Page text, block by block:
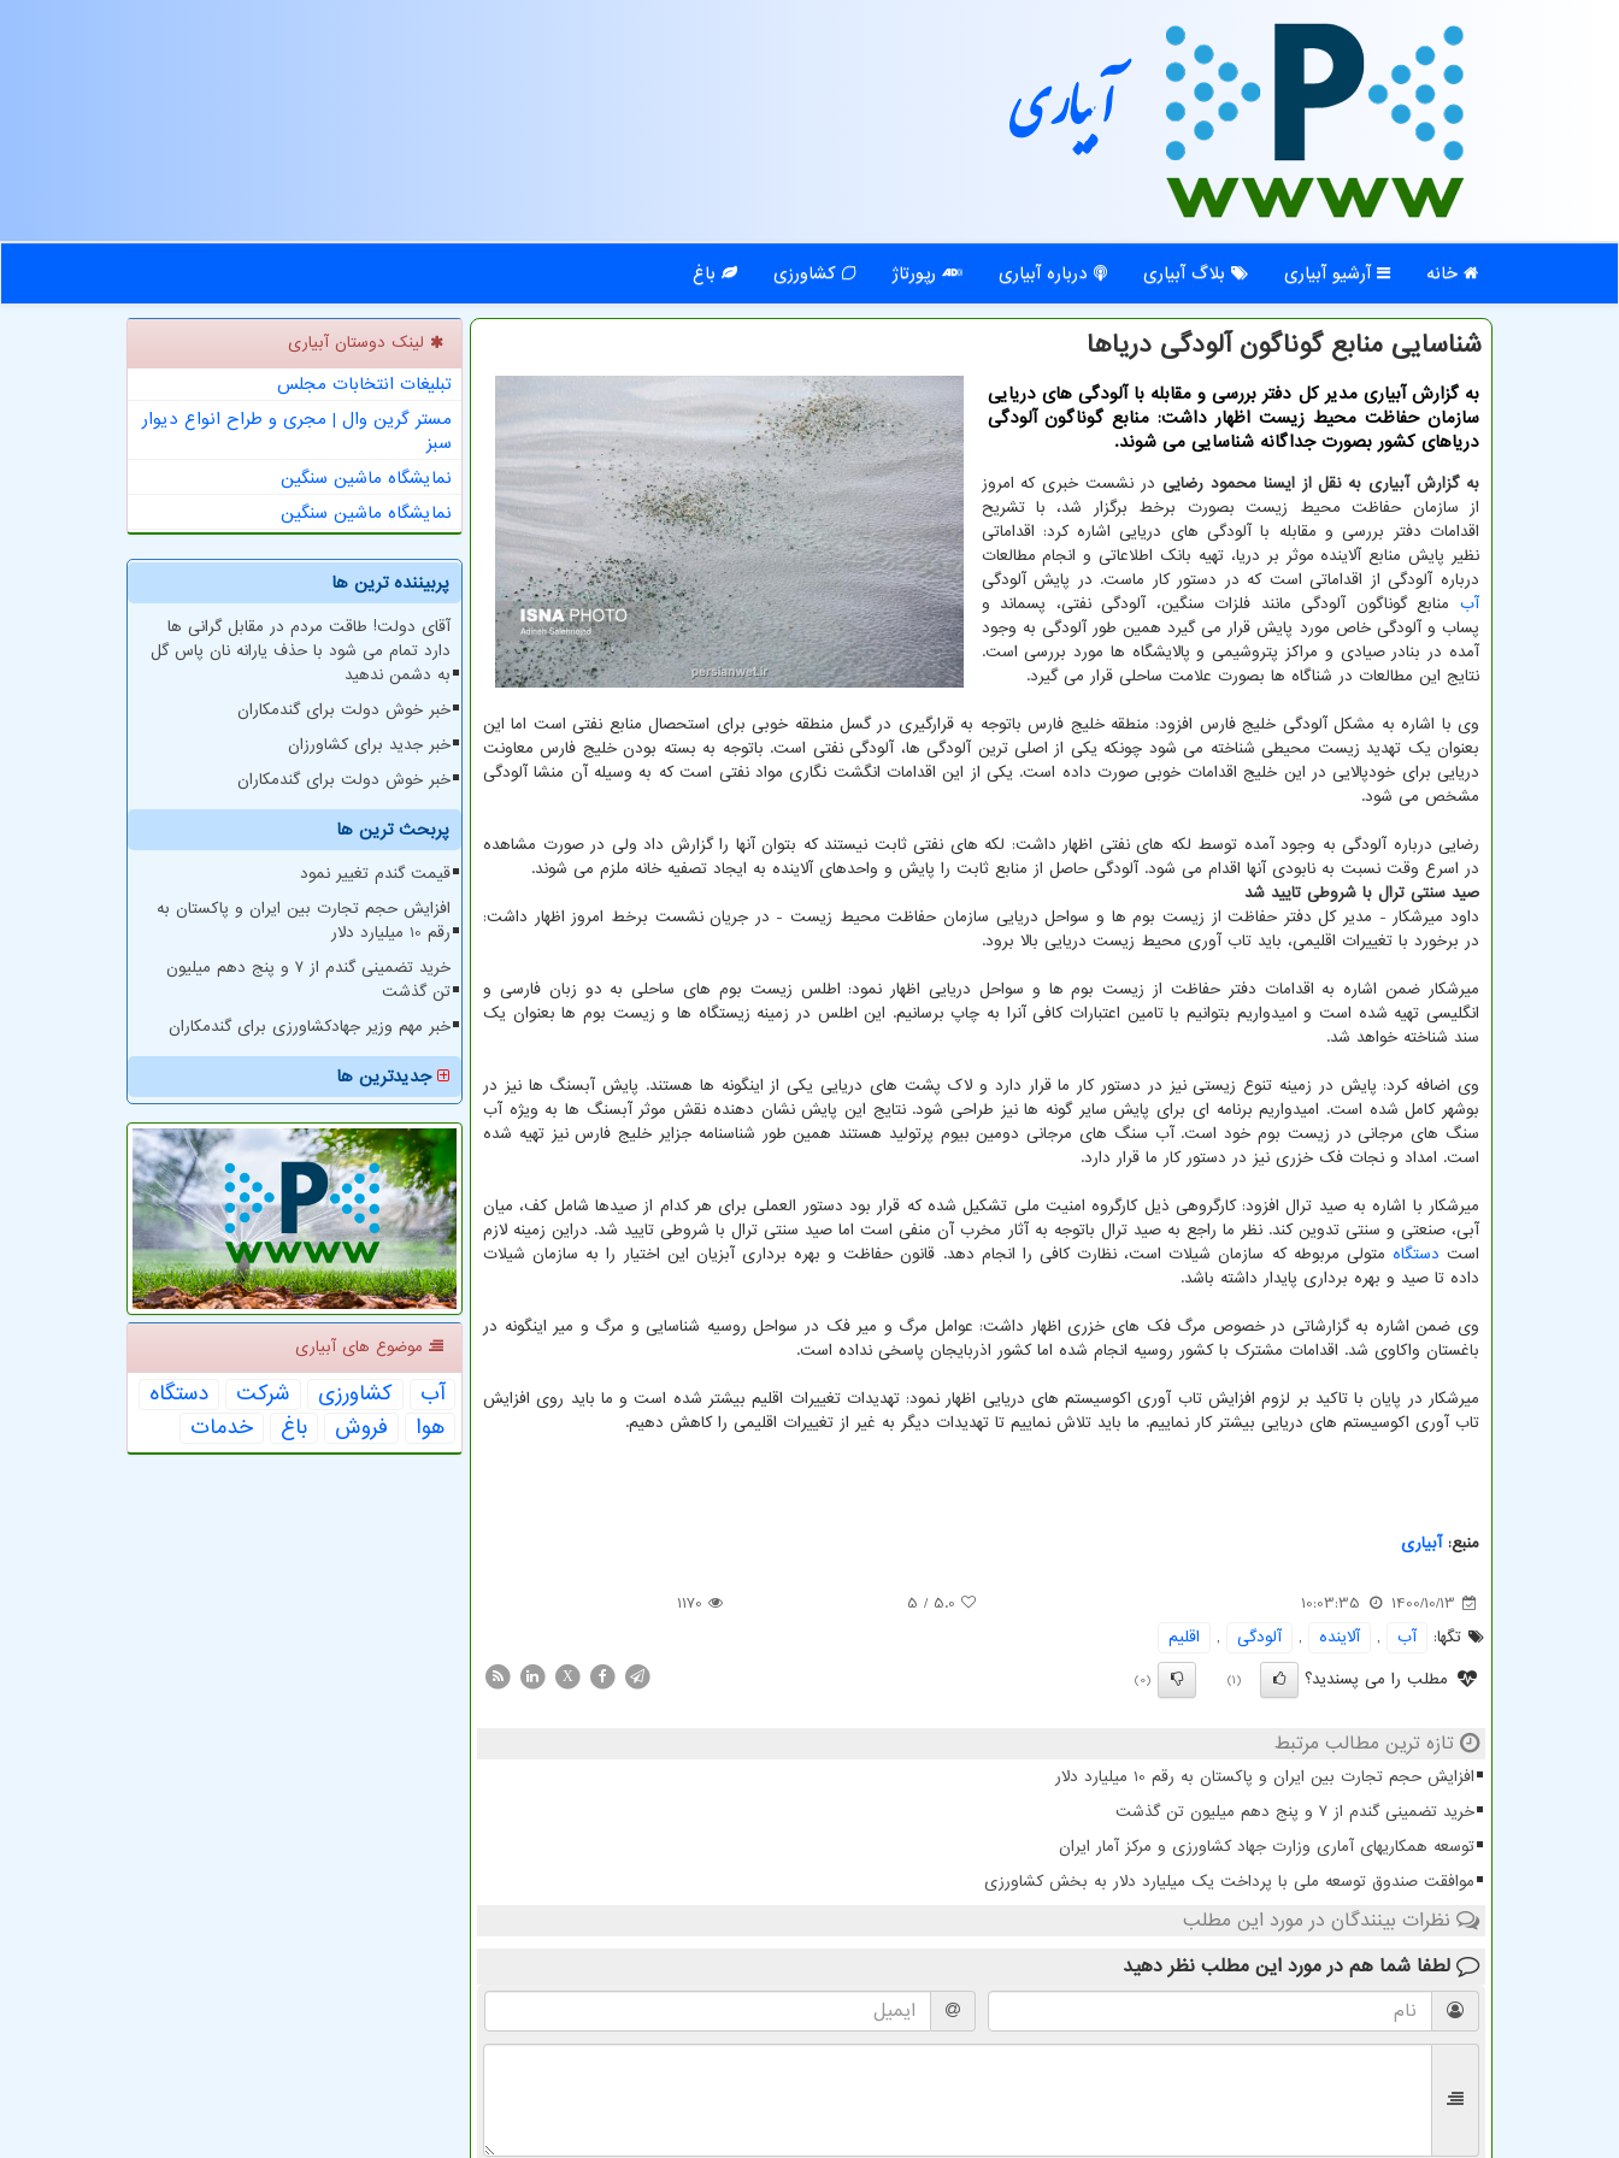
آبیاری
خانه آرشیو آبیاری بلاگ آبیاری درباره آبیاری رپورتاژ کشاورزی باغ
شناسایی منابع گوناگون آلودگی دریاها
به گزارش آبیاری مدیر کل دفتر بررسی و مقابله با آلودگی های دریایی
سازمان حفاظت محیط زیست اظهار داشت: منابع گوناگون آلودگی
دریاهای کشور بصورت جداگانه شناسایی می شوند.
به گزارش آبیاری به نقل از ایسنا محمود رضایی در نشست خبری که امروز
از سازمان حفاظت محیط زیست بصورت برخط برگزار شد، با تشریح
اقدامات دفتر بررسی و مقابله با آلودگی های دریایی اشاره کرد: اقداماتی
نظیر پایش منابع آلاینده موثر بر دریا، تهیه بانک اطلاعاتی و انجام مطالعات
درباره آلودگی از اقداماتی است که در دستور کار ماست. در پایش آلودگی
آب منابع گوناگون آلودگی مانند فلزات سنگین، آلودگی نفتی، پسماند و
پساب و آلودگی خاص مورد پایش قرار می گیرد همین طور آلودگی به وجود
آمده در بنادر صیادی و مراکز پتروشیمی و پالایشگاه ها مورد بررسی است.
نتایج این مطالعات در شناگاه ها بصورت علامت ساحلی قرار می گیرد.
وی با اشاره به مشکل آلودگی خلیج فارس افزود: منطقه خلیج فارس باتوجه به قرارگیری در گسل منطقه خوبی برای استحصال منابع نفتی است اما این
بعنوان یک تهدید زیست محیطی شناخته می شود چونکه یکی از اصلی ترین آلودگی ها، آلودگی نفتی است. باتوجه به بسته بودن خلیج فارس معاونت
دریایی برای خودپالایی در این خلیج اقدامات خوبی صورت داده است. یکی از این اقدامات انگشت نگاری مواد نفتی است که به وسیله آن منشا آلودگی
مشخص می شود.
رضایی درباره آلودگی به وجود آمده توسط لکه های نفتی اظهار داشت: لکه های نفتی ثابت نیستند که بتوان آنها را گزارش داد ولی در صورت مشاهده
در اسرع وقت نسبت به نابودی آنها اقدام می شود. آلودگی حاصل از منابع ثابت را پایش و واحدهای آلاینده به ایجاد تصفیه خانه ملزم می شوند.
صید سنتی ترال با شروطی تایید شد
داود میرشکار - مدیر کل دفتر حفاظت از زیست بوم ها و سواحل دریایی سازمان حفاظت محیط زیست - در جریان نشست برخط امروز اظهار داشت:
در برخورد با تغییرات اقلیمی، باید تاب آوری محیط زیست دریایی بالا برود.
میرشکار ضمن اشاره به اقدامات دفتر حفاظت از زیست بوم ها و سواحل دریایی اظهار نمود: اطلس زیست بوم های ساحلی به دو زبان فارسی و
انگلیسی تهیه شده است و امیدواریم بتوانیم با تامین اعتبارات کافی آنرا به چاپ برسانیم. این اطلس در زمینه زیستگاه ها و زیست بوم ها بعنوان یک
سند شناخته خواهد شد.
وی اضافه کرد: پایش در زمینه تنوع زیستی نیز در دستور کار ما قرار دارد و لاک پشت های دریایی یکی از اینگونه ها هستند. پایش آبسنگ ها نیز در
بوشهر کامل شده است. امیدواریم برنامه ای برای پایش سایر گونه ها نیز طراحی شود. نتایج این پایش نشان دهنده نقش موثر آبسنگ ها به ویژه آب
سنگ های مرجانی در زیست بوم خود است. آب سنگ های مرجانی دومین بیوم پرتولید هستند همین طور شناسنامه جزایر خلیج فارس نیز تهیه شده
است. امداد و نجات فک خزری نیز در دستور کار ما قرار دارد.
میرشکار با اشاره به صید ترال افزود: کارگروهی ذیل کارگروه امنیت ملی تشکیل شده که قرار بود دستور العملی برای هر کدام از صیدها شامل کف، میان
آبی، صنعتی و سنتی تدوین کند. نظر ما راجع به صید ترال باتوجه به آثار مخرب آن منفی است اما صید سنتی ترال با شروطی تایید شد. دراین زمینه لازم
است دستگاه متولی مربوطه که سازمان شیلات است، نظارت کافی را انجام دهد. قانون حفاظت و بهره برداری آبزیان این اختیار را به سازمان شیلات
داده تا صید و بهره برداری پایدار داشته باشد.
وی ضمن اشاره به گزارشاتی در خصوص مرگ فک های خزری اظهار داشت: عوامل مرگ و میر فک در سواحل روسیه شناسایی و مرگ و میر اینگونه در
باغستان واکاوی شد. اقدامات مشترک با کشور روسیه انجام شده اما کشور اذربایجان پاسخی نداده است.
میرشکار در پایان با تاکید بر لزوم افزایش تاب آوری اکوسیستم های دریایی اظهار نمود: تهدیدات تغییرات اقلیم بیشتر شده است و ما باید روی افزایش
تاب آوری اکوسیستم های دریایی بیشتر کار نماییم. ما باید تلاش نماییم تا تهدیدات دیگر به غیر از تغییرات اقلیمی را کاهش دهیم.
منبع:آبیاری
1400/10/13
10:03:35
5.0
/ 5
1170
تگها:
آب , آلاینده , آلودگی ,
اقلیم
مطلب را می پسندید؟
(1)
(0)
X
تازه ترین مطالب مرتبط
افزایش حجم تجارت بین ایران و پاکستان به رقم 10 میلیارد دلار
خرید تضمینی گندم از ۷ و پنج دهم میلیون تن گذشت
توسعه همکاریهای آماری وزارت جهاد کشاورزی و مرکز آمار ایران
موافقت صندوق توسعه ملی با پرداخت یک میلیارد دلار به بخش کشاورزی
نظرات بینندگان در مورد این مطلب
لطفا شما هم در مورد این مطلب نظر دهید
لینک دوستان آبیاری
تبلیغات انتخابات مجلس
مستر گرین وال | مجری و طراح انواع دیوار
سبز
نمایشگاه ماشین سنگین
نمایشگاه ماشین سنگین
پربیننده ترین ها
آقای دولت! طاقت مردم در مقابل گرانی ها
دارد تمام می شود با حذف یارانه نان پاس گل
به دشمن ندهید
خبر خوش دولت برای گندمکاران
خبر جدید برای کشاورزان
خبر خوش دولت برای گندمکاران
پربحث ترین ها
قیمت گندم تغییر نمود
افزایش حجم تجارت بین ایران و پاکستان به
رقم 10 میلیارد دلار
خرید تضمینی گندم از ۷ و پنج دهم میلیون
تن گذشت
خبر مهم وزیر جهادکشاورزی برای گندمکاران
جدیدترین ها
موضوع های آبیاری
آب كشاورزی شركت
دستگاه
هوا
فروش باغ خدمات